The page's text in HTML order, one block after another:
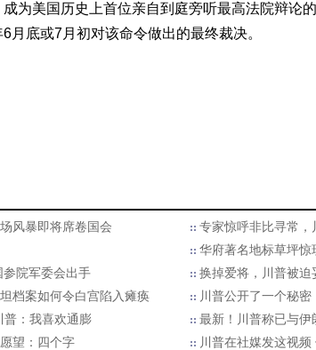
为美国历史上首位亲自到庭旁听最高法院辩论
月底或7月初对该命令做出的最终裁决。
风暴即将席卷国会
专家惊呼非比寻常
华府著名地标草坪惊
院军委会出手
换掉爱将，川普被迫
档案如何令白宫陷入瘫痪
川普公开了一个秘
普：我喜欢通膨
最新！川普称已与
望：四个字
川普在社媒发这视